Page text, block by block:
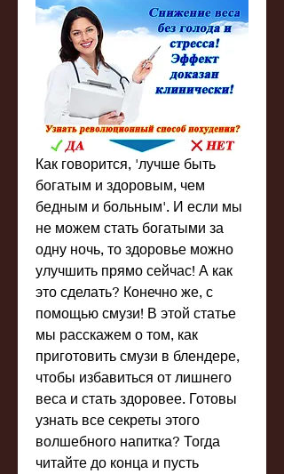
Как говорится, 'лучше быть
богатым и здоровым, чем
бедным и больным'. И если мы
не можем стать богатыми за
одну ночь, то здоровье можно
улучшить прямо сейчас! А как
это сделать? Конечно же, с
помощью смузи! В этой статье
мы расскажем о том, как
приготовить смузи в блендере,
чтобы избавиться от лишнего
веса и стать здоровее. Готовы
узнать все секреты этого
волшебного напитка? Тогда
читайте до конца и пусть